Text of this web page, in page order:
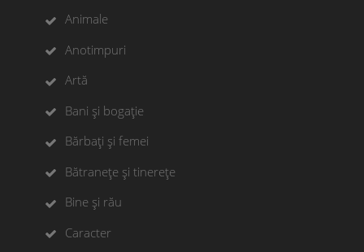
Animale
Anotimpuri
Artă
Bani și bogație
Bărbați și femei
Bătranețe și tinerețe
Bine și rău
Caracter